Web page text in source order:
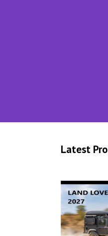
Latest